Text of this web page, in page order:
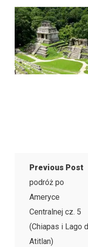
Previous Post
podróż po
Ameryce
Centralnej cz. 5
(Chiapas i Lago
Atitlan)